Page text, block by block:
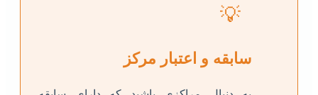
💡
سابقه و اعتبار مرکز